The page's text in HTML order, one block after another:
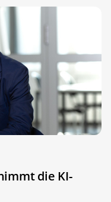
die KI-